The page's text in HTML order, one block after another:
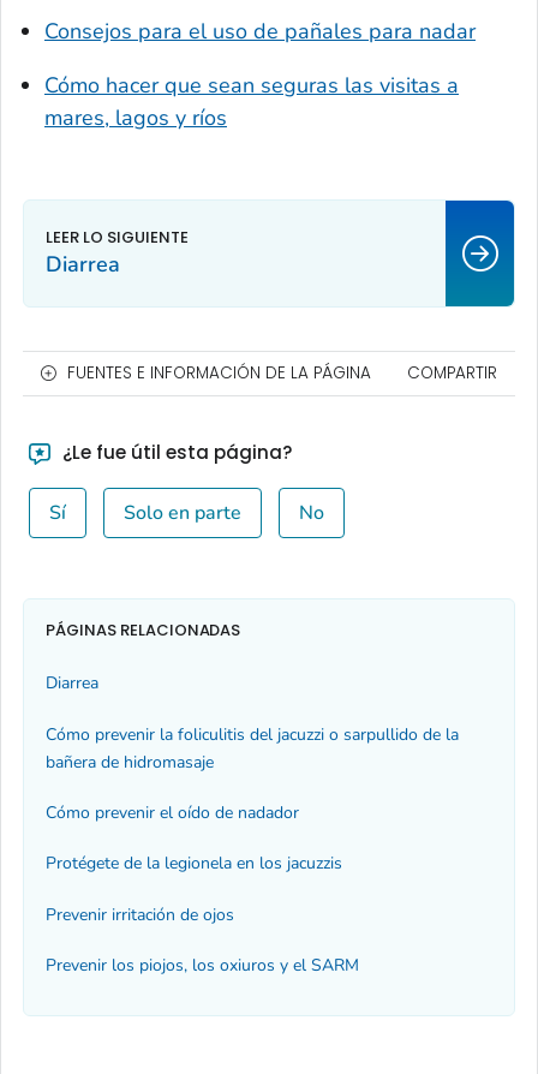
Consejos para el uso de pañales para nadar
Cómo hacer que sean seguras las visitas a
mares, lagos y ríos
Diarrea
FUENTES E INFORMACIÓN DE LA PÁGINA COMPARTIR
¿Le fue útil esta página?
Sí Solo en parte No
PÁGINAS RELACIONADAS
Diarrea
Cómo prevenir la foliculitis del jacuzzi o sarpullido de la
bañera de hidromasaje
Cómo prevenir el oído de nadador
Protégete de la legionela en los jacuzzis
Prevenir irritación de ojos
Prevenir los piojos, los oxiuros y el SARM